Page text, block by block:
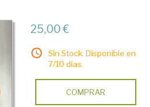
25,00 €
Sin Stock. Disponible en
7/10 días.
COMPRAR